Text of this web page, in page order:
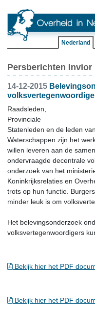
Nederland
Persberichten Invior
14-12-2015
Raadsleden,
Provinciale
Statenleden en de leden
Waterschappen zijn het
willen leveren aan de
ondervraagde decentrale
onderzoek van het
Koninkrijksrelaties en
trots op hun functie.
minder leuk is om
Het belevingsonderzoek
volksvertegenwoordigers
Bekijk hier het PDF
Bekijk hier het PDF